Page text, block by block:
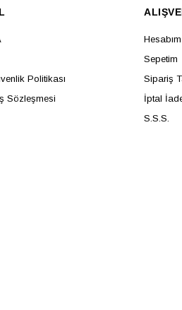
Politikası
Sözleşmesi
Hesabım
Sepetim
Sipariş
İptal
S.S.S.